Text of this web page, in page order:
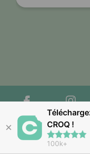
✕
CROQ !
100k+